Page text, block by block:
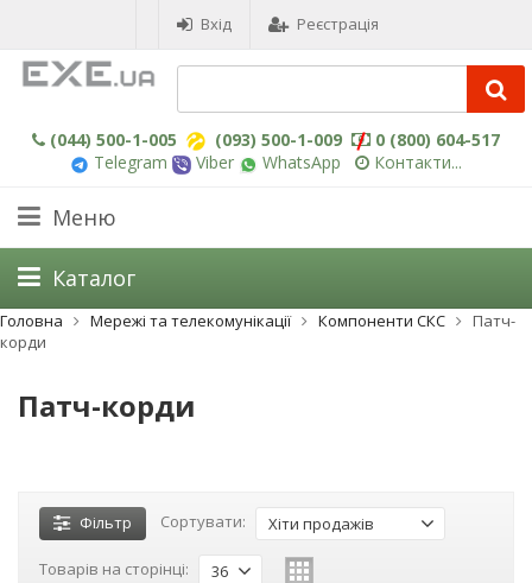
Вхід Реєстрація
(044) 500-1-005 (093) 500-1-009
0 (800) 604-517
Telegram
Viber WhatsApp Контакти...
Меню
Головна Мережі та телекомунікації Компоненти СКС
Патч-
корди
Патч-корди
Фільтр Сортувати: Хіти продажів
Товарів на сторінці: 36
Каталог